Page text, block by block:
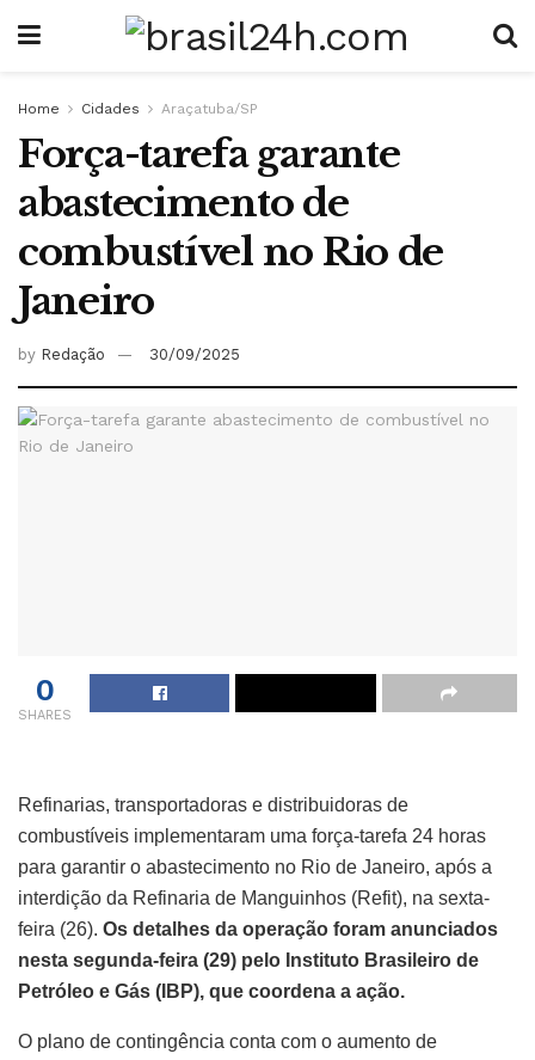
Home Cidades Araçatuba/SP
Força-tarefa garante
abastecimento de
combustível no Rio de
Janeiro
by Redação 30/09/2025
0
SHARES
Refinarias, transportadoras e distribuidoras de
combustíveis implementaram uma força-tarefa 24 horas
para garantir o abastecimento no Rio de Janeiro, após a
interdição da Refinaria de Manguinhos (Refit), na sexta-
feira (26). Os detalhes da operação foram anunciados
nesta segunda-feira (29) pelo Instituto Brasileiro de
Petróleo e Gás (IBP), que coordena a ação.
O plano de contingência conta com o aumento de